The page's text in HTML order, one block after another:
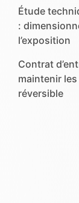
Étude
:
l’exposition
Contrat
maintenir
réversible